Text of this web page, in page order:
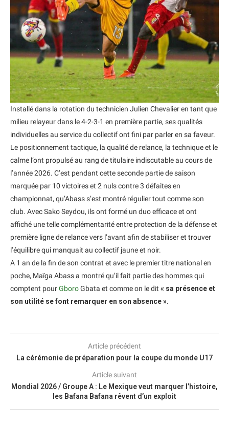
Installé dans la rotation du technicien Julien Chevalier en tant que
milieu relayeur dans le 4-2-3-1 en première partie, ses qualités
individuelles au service du collectif ont fini par parler en sa faveur.
Le positionnement tactique, la qualité de relance, la technique et le
calme l’ont propulsé au rang de titulaire indiscutable au cours de
l’année 2026. C’est pendant cette seconde partie de saison
marquée par 10 victoires et 2 nuls contre 3 défaites en
championnat, qu’Abass s’est montré régulier tout comme son
club. Avec Sako Seydou, ils ont formé un duo efficace et ont
affiché une telle complémentarité entre protection de la défense et
première ligne de relance vers l’avant afin de stabiliser et trouver
l’équilibre qui manquait au collectif jaune et noir.
A 1 an de la fin de son contrat et avec le premier titre national en
poche, Maïga Abass a montré qu’il fait partie des hommes qui
comptent pourGboroGbata et comme on le dit « sa présence et
son utilité se font remarquer en son absence ».
Article précédent
La cérémonie de préparation pour la coupe du monde U17
Article suivant
Mondial 2026 / Groupe A : Le Mexique veut marquer l’histoire,
les Bafana Bafana rêvent d’un exploit